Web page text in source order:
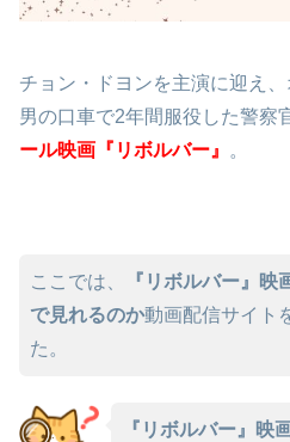
チョン・ドヨンを主演に迎え
男の口車で2年間服役した警察
ール映画『リボルバー』
。
ここでは、
『リボルバー』映
で見れるのか動画配信サイト
た。
『リボルバー』映